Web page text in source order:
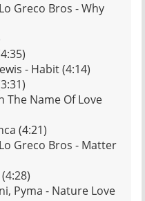
Greco Bros - Why
- Habit (4:14)
The Name Of Love
(4:21)
Greco Bros - Matter
Pyma - Nature Love